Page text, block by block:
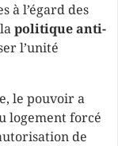
à l’égard des
politique anti-
l’unité
le pouvoir a
logement forcé
de